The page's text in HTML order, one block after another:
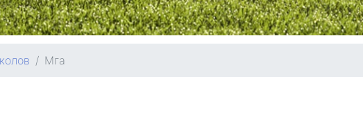
Мга